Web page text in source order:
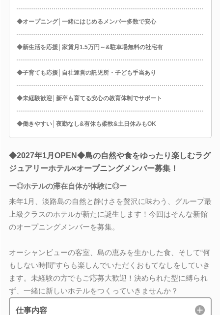
◆オープニング│一緒にはじめるメンバー多数で安心
◆新生活を応援│家賃月1.5万円～&駐車場無料の社宅有
◆子育ても応援│自社運営の託児所・子ども手当あり
◆未経験歓迎│新卒も育てる安心の教育体制でサポート
◆働きやすい│夜勤なし&有休も柔軟&土日休みもOK
◆2027年1月OPEN◆島の自然や食をゆったり楽しむラグ
ジュアリーホテル×オープニングメンバー募集！
ー◎ホテルの滞在自体が体験に◎ー
来年1月、淡路島の自然と静けさを贅沢に味わう、グループ最
上級クラスのホテルが新たに誕生します！今回はそんな新館
のオープニングメンバーを募集。
オーシャンビューの客室、島の恵みを生かした食、そして“何
もしない時間”すらも楽しんでいただくおもてなしをしていき
ます。未経験の方でもご応募大歓迎！決められた型に縛られ
ず、一緒に新しいホテルをつくっていきませんか？
仕事内容